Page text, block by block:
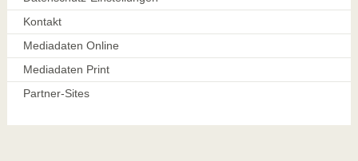
Kontakt
Mediadaten Online
Mediadaten Print
Partner-Sites